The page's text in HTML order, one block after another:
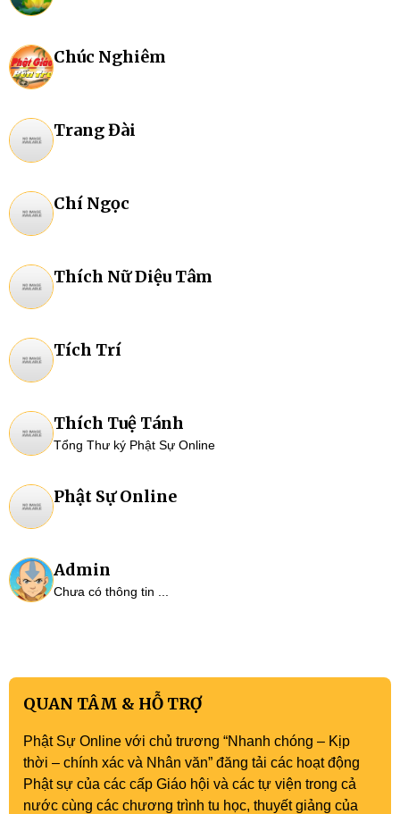
Chúc Nghiêm
Trang Đài
Chí Ngọc
Thích Nữ Diệu Tâm
Tích Trí
Thích Tuệ Tánh
Tổng Thư ký Phật Sự Online
Phật Sự Online
Admin
Chưa có thông tin ...
QUAN TÂM & HỖ TRỢ
Phật Sự Online với chủ trương “Nhanh chóng – Kịp
thời – chính xác và Nhân văn” đăng tải các hoạt động
Phật sự của các cấp Giáo hội và các tự viện trong cả
nước cùng các chương trình tu học, thuyết giảng của